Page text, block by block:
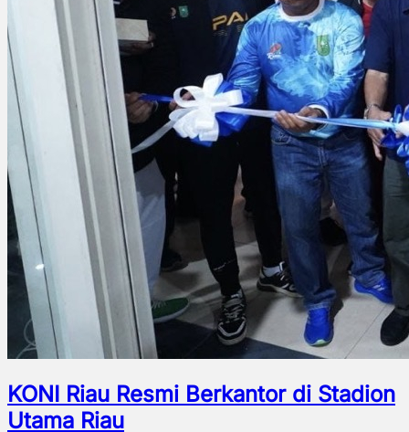
KONI Riau Resmi Berkantor di Stadion
Utama Riau